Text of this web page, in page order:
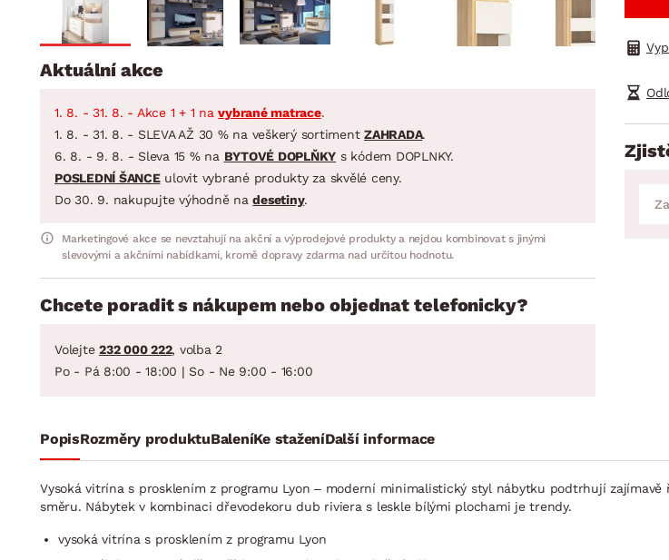
Aktuální akce
1. 8. - 31. 8. - Akce 1 + 1 navybrané matrace.
1. 8. - 31. 8. - SLEVA AŽ 30 % na veškerý sortiment ZAHRADA.
6. 8. - 9. 8. - Sleva 15 % na BYTOVÉ DOPLŇKY s kódem DOPLNKY.
POSLEDNÍ ŠANCEulovit vybrané produkty za skvělé ceny.
Do 30. 9. nakupujte výhodně nadesetiny.
Marketingové akce se nevztahují na akční a výprodejové produkty a nejdou kombinovat s jinými
slevovými a akčními nabídkami, kromě dopravy zdarma nad určitou hodnotu.
Chcete poradit s nákupem nebo objednat telefonicky?
Volejte 232 000 222, volba 2
Po - Pá 8:00 - 18:00 | So - Ne 9:00 - 16:00
PopisRozměry produktuBaleníKe staženíDalší informace
Vysoká vitrína s prosklením z programu Lyon – moderní minimalistický styl nábytku podtrhují
směru. Nábytek v kombinaci dřevodekoru dub riviera s leskle bílými plochami je trendy.
vysoká vitrína s prosklením z programu Lyon